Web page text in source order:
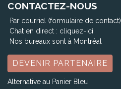
CONTACTEZ-NOUS
Par courriel (formulaire de contact)
Chat en direct : cliquez-ici
Nos bureaux sont à Montréal
DEVENIR PARTENAIRE
Alternative au Panier Bleu